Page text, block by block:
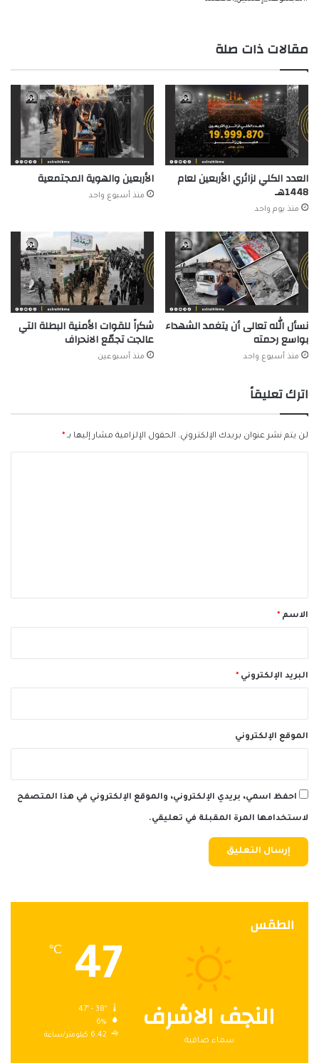
مقالات ذات صلة
العدد الكلي لزائري الأربعين لعام
1448هـ
منذ يوم واحد
الأربعين والهوية المجتمعية
منذ أسبوع واحد
نسأل الله تعالى أن يتغمد الشهداء
بواسع رحمته
منذ أسبوع واحد
شكراً للقوات الأمنية البطلة التي
عالجت تجمّع الانحراف
منذ أسبوعين
اترك تعليقاً
لن يتم نشر عنوان بريدك الإلكتروني. الحقول الإلزامية مشار إليها بـ *
*الاسم *
البريد الإلكتروني *
الموقع الإلكتروني
احفظ اسمي، بريدي الإلكتروني، والموقع الإلكتروني في هذا المتصفح
لاستخدامها المرة المقبلة في تعليقي.
الطقس
النجف الاشرف
سماء صافية
47
℃
6%
6.42 كيلومتر/ساعة